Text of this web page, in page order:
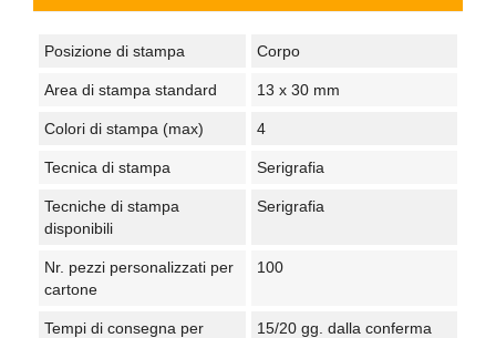
Posizione di stampa Corpo
Area di stampa standard 13 x 30 mm
Colori di stampa (max) 4
Tecnica di stampa Serigrafia
Tecniche di stampa
disponibili
Serigrafia
Nr. pezzi personalizzati per
cartone
100
Tempi di consegna per
15/20 gg. dalla conferma